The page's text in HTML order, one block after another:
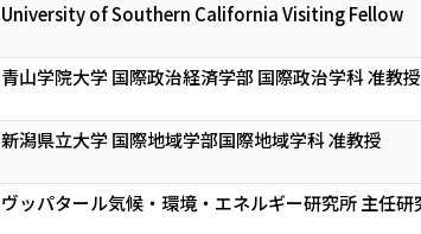
University of Southern California Visiting Fellow
青山学院大学 国際政治経済学部 国際政治学科 准教授
新潟県立大学 国際地域学部国際地域学科 准教授
ヴッパタール気候・環境・エネルギー研究所 主任